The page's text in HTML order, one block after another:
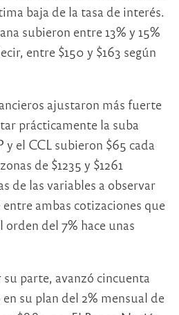
baja de la tasa de interés.
subieron entre 13% y 15%
entre $150 y $163 según
ajustaron más fuerte
prácticamente la suba
y el CCL subieron $65 cada
de $1235 y $1261
de las variables a observar
entre ambas cotizaciones que
orden del 7% hace unas
parte, avanzó cincuenta
su plan del 2% mensual de